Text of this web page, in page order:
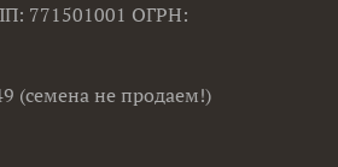
771501001 ОГРН:
(семена не продаем!)